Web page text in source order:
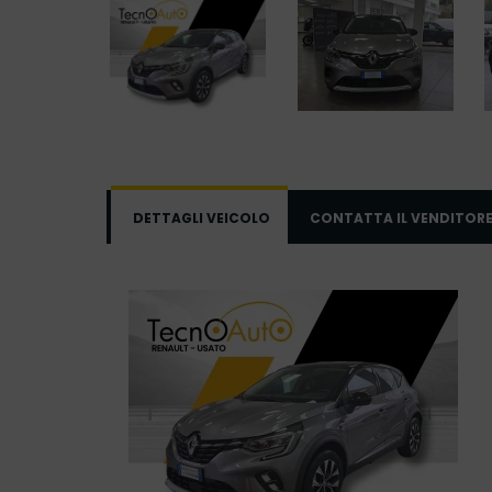
DETTAGLI VEICOLO CONTATTA IL VENDITORE